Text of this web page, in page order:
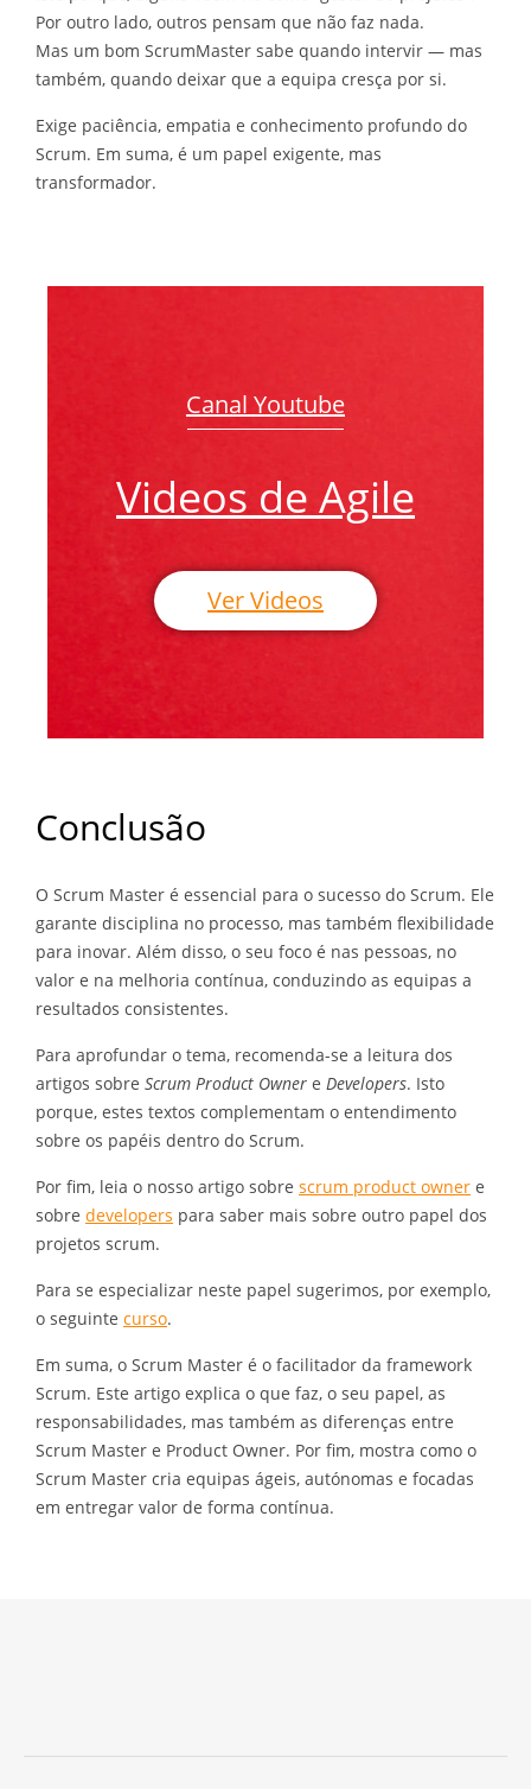
Por outro lado, outros pensam que não faz nada.
Mas um bom ScrumMaster sabe quando intervir — mas
também, quando deixar que a equipa cresça por si.
Exige paciência, empatia e conhecimento profundo do
Scrum. Em suma, é um papel exigente, mas
transformador.
Canal Youtube
Videos de Agile
Ver Videos
Conclusão
O Scrum Master é essencial para o sucesso do Scrum. Ele
garante disciplina no processo, mas também flexibilidade
para inovar. Além disso, o seu foco é nas pessoas, no
valor e na melhoria contínua, conduzindo as equipas a
resultados consistentes.
Para aprofundar o tema, recomenda-se a leitura dos
artigos sobre Scrum Product Owner e Developers. Isto
porque, estes textos complementam o entendimento
sobre os papéis dentro do Scrum.
Por fim, leia o nosso artigo sobre scrum product owner e
sobre developers para saber mais sobre outro papel dos
projetos scrum.
Para se especializar neste papel sugerimos, por exemplo,
o seguinte curso.
Em suma, o Scrum Master é o facilitador da framework
Scrum. Este artigo explica o que faz, o seu papel, as
responsabilidades, mas também as diferenças entre
Scrum Master e Product Owner. Por fim, mostra como o
Scrum Master cria equipas ágeis, autónomas e focadas
em entregar valor de forma contínua.